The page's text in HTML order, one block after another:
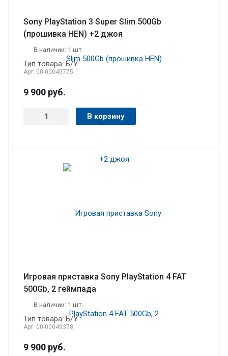
Sony PlayStation 3 Super Slim 500Gb
(прошивка HEN) +2 джоя
В наличии: 1 шт.
Тип товара: Б/У
Арт. 00-00049775
9 900 руб.
В корзину
Игровая приставка Sony PlayStation 4 FAT
500Gb, 2 геймпада
В наличии: 1 шт.
Тип товара: Б/У
Арт. 00-00049378
9 900 руб.